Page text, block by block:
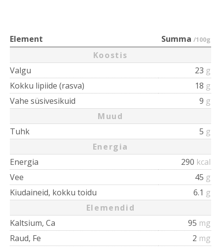
Element Summa /100g
Koostis
Valgu
23 g
Kokku lipiide (rasva)
18 g
Vahe süsivesikuid
9 g
Muud
Tuhk
5 g
Energia
Energia
290 kcal
Vee
45 g
Kiudaineid, kokku toidu
6.1 g
Elemendid
Kaltsium, Ca
95 mg
Raud, Fe
2 mg